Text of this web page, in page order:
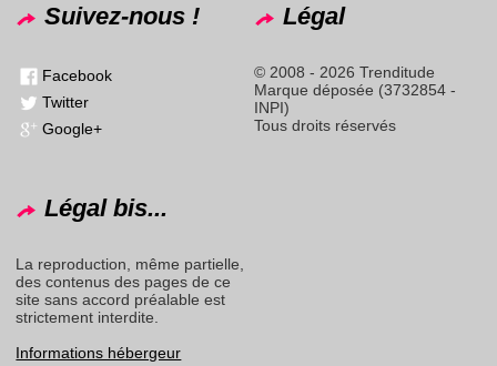
Suivez-nous !
Facebook
Twitter
Google+
Légal
© 2008 - 2026 Trenditude
Marque déposée (3732854 -
INPI)
Tous droits réservés
Légal bis...
La reproduction, même partielle,
des contenus des pages de ce
site sans accord préalable est
strictement interdite.
Informations hébergeur